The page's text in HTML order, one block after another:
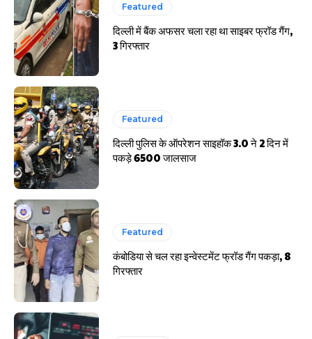
Featured
दिल्ली में बैंक अफसर चला रहा था साइबर फ्रॉड गैंग,
3 गिरफ्तार
Featured
दिल्ली पुलिस के ऑपरेशन साइहॉक 3.0 ने 2 दिन में
पकड़े 6500 जालसाज
Featured
कंबोडिया से चल रहा इन्वेस्टमेंट फ्रॉड गैंग पकड़ा, 8
गिरफ्तार